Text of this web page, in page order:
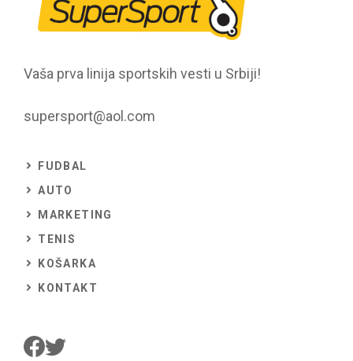
Vaša prva linija sportskih vesti u Srbiji!
supersport@aol.com
FUDBAL
AUTO
MARKETING
TENIS
KOŠARKA
KONTAKT